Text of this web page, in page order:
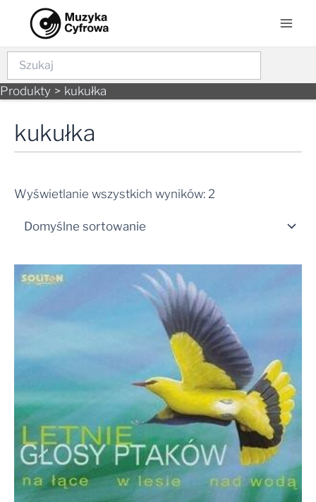
content
Szukaj
Produkty kukułka
kukułka
Wyświetlanie wszystkich wyników: 2